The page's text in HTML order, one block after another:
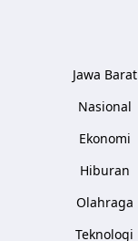
Jawa Barat
Nasional
Ekonomi
Hiburan
Olahraga
Teknologi